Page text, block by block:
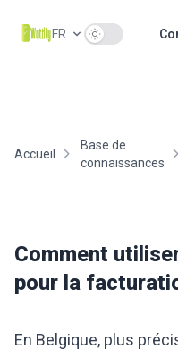
FR Use setting
Accueil
Base de
connaissances
Comment
pour la
En Belgique, plus